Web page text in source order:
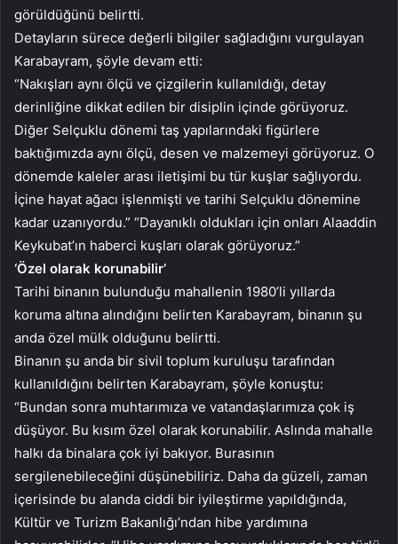
görüldüğünü belirtti.
Detayların sürece değerli bilgiler sağladığını vurgulayan
Karabayram, şöyle devam etti:
“Nakışları aynı ölçü ve çizgilerin kullanıldığı, detay
derinliğine dikkat edilen bir disiplin içinde görüyoruz.
Diğer Selçuklu dönemi taş yapılarındaki figürlere
baktığımızda aynı ölçü, desen ve malzemeyi görüyoruz. O
dönemde kaleler arası iletişimi bu tür kuşlar sağlıyordu.
İçine hayat ağacı işlenmişti ve tarihi Selçuklu dönemine
kadar uzanıyordu.” “Dayanıklı oldukları için onları Alaaddin
Keykubat’ın haberci kuşları olarak görüyoruz.”
‘Özel olarak korunabilir’
Tarihi binanın bulunduğu mahallenin 1980’li yıllarda
koruma altına alındığını belirten Karabayram, binanın şu
anda özel mülk olduğunu belirtti.
Binanın şu anda bir sivil toplum kuruluşu tarafından
kullanıldığını belirten Karabayram, şöyle konuştu:
“Bundan sonra muhtarımıza ve vatandaşlarımıza çok iş
düşüyor. Bu kısım özel olarak korunabilir. Aslında mahalle
halkı da binalara çok iyi bakıyor. Burasının
sergilenebileceğini düşünebiliriz. Daha da güzeli, zaman
içerisinde bu alanda ciddi bir iyileştirme yapıldığında,
Kültür ve Turizm Bakanlığı’ndan hibe yardımına